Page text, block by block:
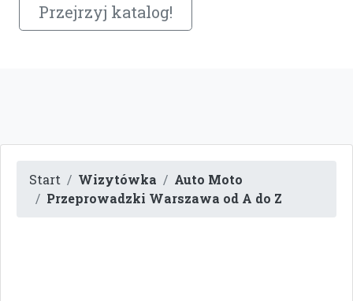
Przejrzyj katalog!
Start Wizytówka
Auto Moto
Przeprowadzki Warszawa od A do Z